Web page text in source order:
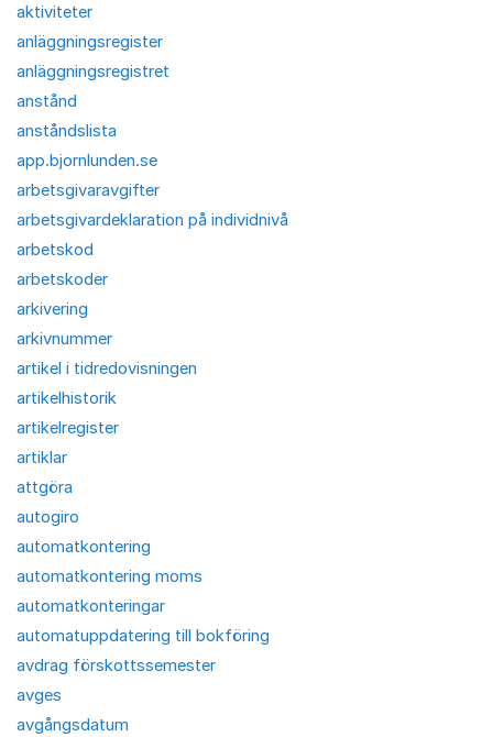
aktiviteter
anläggningsregister
anläggningsregistret
anstånd
anståndslista
app.bjornlunden.se
arbetsgivaravgifter
arbetsgivardeklaration på individnivå
arbetskod
arbetskoder
arkivering
arkivnummer
artikel i tidredovisningen
artikelhistorik
artikelregister
artiklar
attgöra
autogiro
automatkontering
automatkontering moms
automatkonteringar
automatuppdatering till bokföring
avdrag förskottssemester
avges
avgångsdatum